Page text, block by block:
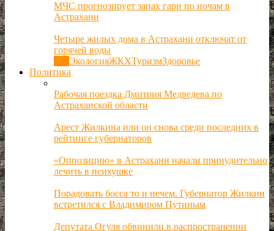
МЧС прогнозирует запах гари по ночам в
Астрахани
Четыре жилых дома в Астрахани отключат от
горячей воды
ЭкологияЖКХТуризмЗдоровье
Политика
Рабочая поездка Дмитрия Медведева по
Астраханской области
Арест Жилкина или он снова среди последних в
рейтинге губернаторов
«Оппозицию» в Астрахани начали принудительно
лечить в психушке
Порадовать босса то и нечем. Губернатор Жилкин
встретился с Владимиром Путиным
Депутата Огуля обвинили в распространении